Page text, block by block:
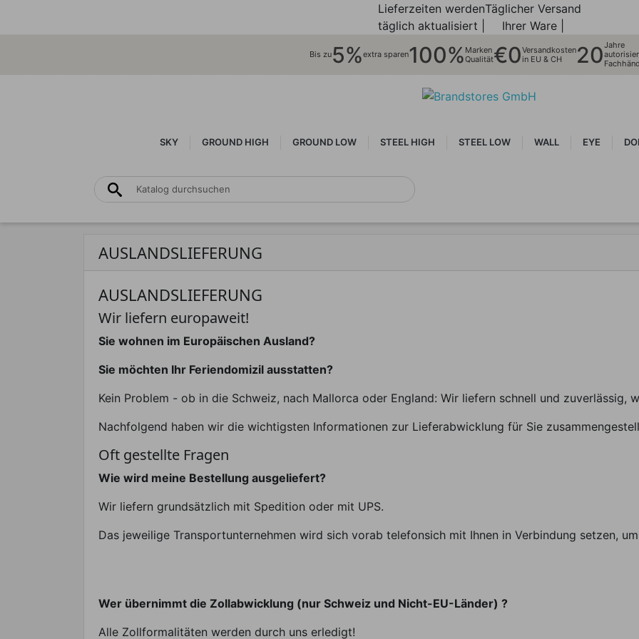
Lieferzeiten werden
täglich aktualisiert |
Täglicher Versand
Ihrer Ware |
Bis zu5%extra sparen100% Marken
Qualität€0Versandkosten
in EU & CH
20Jahre
SKY GROUND HIGH GROUND LOW STEEL HIGH STEEL LOW WALL EYE
AUSLANDSLIEFERUNG
AUSLANDSLIEFERUNG
Wir liefern europaweit!
Sie wohnen im Europäischen Ausland?
Sie möchten Ihr Feriendomizil ausstatten?
Kein Problem - ob in die Schweiz, nach Mallorca oder England: Wir liefern schnell und zuverlässig,
Nachfolgend haben wir die wichtigsten Informationen zur Lieferabwicklung für Sie
Oft gestellte Fragen
Wie wird meine Bestellung ausgeliefert?
Wir liefern grundsätzlich mit Spedition oder mit UPS.
Das jeweilige Transportunternehmen wird sich vorab telefonsich mit Ihnen in Verbindung setzen,
Wer übernimmt die Zollabwicklung (nur Schweiz und Nicht-EU-Länder) ?
Alle Zollformalitäten werden durch uns erledigt!